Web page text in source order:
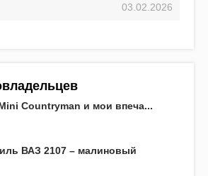
03.02.2026
Countryman и мои впеча...
ВАЗ 2107 – малиновый